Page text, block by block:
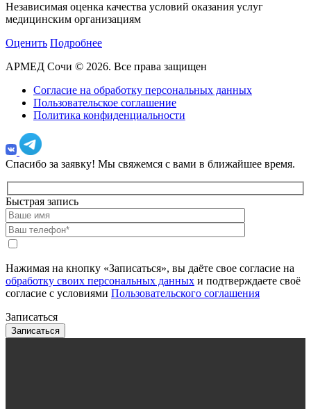
Независимая оценка качества условий оказания услуг
медицинским организациям
Оценить Подробнее
АРМЕД Сочи © 2026. Все права защищен
Согласие на обработку персональных данных
Пользовательское соглашение
Политика конфиденциальности
Спасибо за заявку! Мы свяжемся с вами в ближайшее время.
Быстрая запись
Нажимая на кнопку «Записаться», вы даёте свое согласие на
обработку своих персональных данных и подтверждаете своё
согласие с условиями Пользовательского соглашения
Записаться